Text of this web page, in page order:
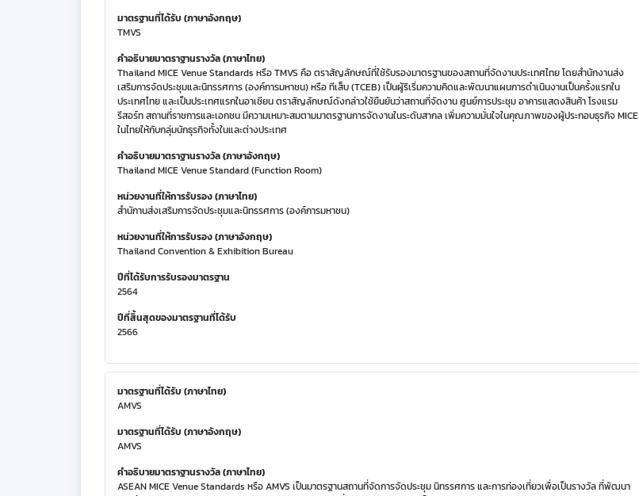
มาตรฐานที่ได้รับ (ภาษาอังกฤษ)
TMVS
คำอธิบายมาตราฐานรางวัล (ภาษาไทย)
Thailand MICE Venue Standards หรือ TMVS คือ ตราสัญลักษณ์ที่ใช้รับรองมาตรฐานของสถานที่จัดงานประเทศไทย โดยสำนักงานส่ง
เสริมการจัดประชุมและนิทรรศการ (องค์การมหาชน) หรือ ทีเส็บ (TCEB) เป็นผู้ริเริ่มความคิดและพัฒนาแผนการดำเนินงานเป็นครั้งแรกใน
ประเทศไทย และเป็นประเทศแรกในอาเซียน ตราสัญลักษณ์ดังกล่าวใช้ยืนยันว่าสถานที่จัดงาน ศูนย์การประชุม อาคารแสดงสินค้า โรงแรม
รีสอร์ท สถานที่ราชการและเอกชน มีความเหมาะสมตามมาตรฐานการจัดงานในระดับสากล เพิ่มความมั่นใจในคุณภาพของผู้ประกอบธุรกิจ MICE
ในไทยให้กับกลุ่มนักธุรกิจทั้งในและต่างประเทศ
คำอธิบายมาตราฐานรางวัล (ภาษาอังกฤษ)
Thailand MICE Venue Standard (Function Room)
หน่วยงานที่ให้การรับรอง (ภาษาไทย)
สำนักานส่งเสริมการจัดประชุมและนิทรรศการ (องค์การมหาชน)
หน่วยงานที่ให้การรับรอง (ภาษาอังกฤษ)
Thailand Convention & Exhibition Bureau
ปีที่ได้รับการรับรองมาตรฐาน
2564
ปีที่สิ้นสุดของมาตรฐานที่ได้รับ
2566
มาตรฐานที่ได้รับ (ภาษาไทย)
AMVS
มาตรฐานที่ได้รับ (ภาษาอังกฤษ)
AMVS
คำอธิบายมาตราฐานรางวัล (ภาษาไทย)
ASEAN MICE Venue Standards หรือ AMVS เป็นมาตรฐานสถานที่จัดการจัดประชุม นิทรรศการ และการท่องเที่ยวเพื่อเป็นรางวัล ที่พัฒนา